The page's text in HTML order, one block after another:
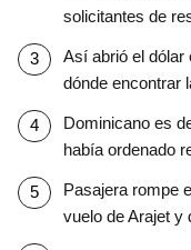
solicitantes de
Así abrió el dólar
dónde encontrar
Dominicano es
había ordenado
Pasajera rompe
vuelo de Arajet y